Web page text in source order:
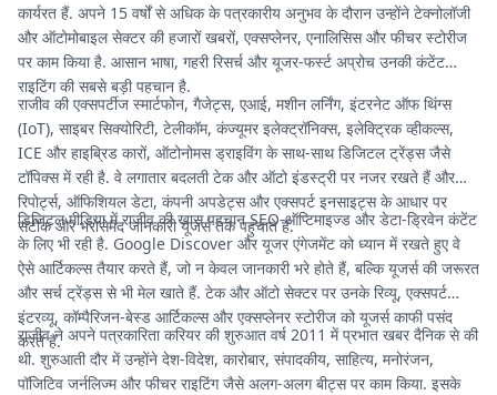
कार्यरत हैं. अपने 15 वर्षों से अधिक के पत्रकारीय अनुभव के दौरान उन्होंने टेक्नोलॉजी
और ऑटोमोबाइल सेक्टर की हजारों खबरों, एक्सप्लेनर, एनालिसिस और फीचर स्टोरीज
पर काम किया है. आसान भाषा, गहरी रिसर्च और यूजर-फर्स्ट अप्रोच उनकी कंटेंट
राइटिंग की सबसे बड़ी पहचान है.
राजीव की एक्सपर्टीज स्मार्टफोन, गैजेट्स, एआई, मशीन लर्निंग, इंटरनेट ऑफ थिंग्स
(IoT), साइबर सिक्योरिटी, टेलीकॉम, कंज्यूमर इलेक्ट्रॉनिक्स, इलेक्ट्रिक व्हीकल्स,
ICE और हाइब्रिड कारों, ऑटोनोमस ड्राइविंग के साथ-साथ डिजिटल ट्रेंड्स जैसे
टॉपिक्स में रही है. वे लगातार बदलती टेक और ऑटो इंडस्ट्री पर नजर रखते हैं और
रिपोर्ट्स, ऑफिशियल डेटा, कंपनी अपडेट्स और एक्सपर्ट इनसाइट्स के आधार पर
सटीक और भरोसेमंद जानकारी यूजर्स तक पहुंचाते हैं.
डिजिटल मीडिया में राजीव की खास पहचान SEO-ऑप्टिमाइज्ड और डेटा-ड्रिवेन कंटेंट
के लिए भी रही है. Google Discover और यूजर एंगेजमेंट को ध्यान में रखते हुए वे
ऐसे आर्टिकल्स तैयार करते हैं, जो न केवल जानकारी भरे होते हैं, बल्कि यूजर्स की जरूरत
और सर्च ट्रेंड्स से भी मेल खाते हैं. टेक और ऑटो सेक्टर पर उनके रिव्यू, एक्सपर्ट
इंटरव्यू, कॉम्पैरिजन-बेस्ड आर्टिकल्स और एक्सप्लेनर स्टोरीज को यूजर्स काफी पसंद
करते हैं.
राजीव ने अपने पत्रकारिता करियर की शुरुआत वर्ष 2011 में प्रभात खबर दैनिक से की
थी. शुरुआती दौर में उन्होंने देश-विदेश, कारोबार, संपादकीय, साहित्य, मनोरंजन,
पॉजिटिव जर्नलिज्म और फीचर राइटिंग जैसे अलग-अलग बीट्स पर काम किया. इसके